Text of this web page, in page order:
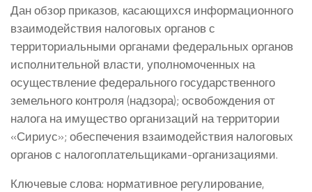
Дан обзор приказов, касающихся информационного
взаимодействия налоговых органов с
территориальными органами федеральных органов
исполнительной власти, уполномоченных на
осуществление федерального государственного
земельного контроля (надзора); освобождения от
налога на имущество организаций на территории
«Сириус»; обеспечения взаимодействия налоговых
органов с налогоплательщиками-организациями.
Ключевые слова: нормативное регулирование,